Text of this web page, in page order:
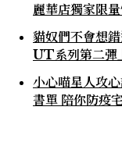
麗華店獨家限
貓奴們不會想
UT系列第二彈
小心喵星人攻
書單 陪你防疫